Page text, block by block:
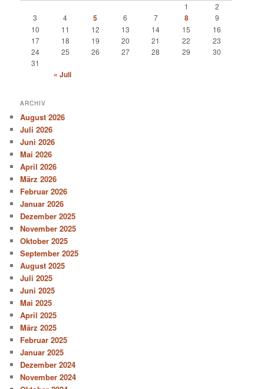
1
2
3
4 5 6 7 8
9
10
11 12 13 14 15
16
17
18 19 20 21 22
23
24
25 26 27 28 29
30
31
« Juli
ARCHIV
August 2026
Juli 2026
Juni 2026
Mai 2026
April 2026
März 2026
Februar 2026
Januar 2026
Dezember 2025
November 2025
Oktober 2025
September 2025
August 2025
Juli 2025
Juni 2025
Mai 2025
April 2025
März 2025
Februar 2025
Januar 2025
Dezember 2024
November 2024